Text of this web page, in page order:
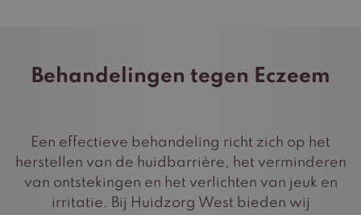
Behandelingen tegen Eczeem
Een effectieve behandeling richt zich op het
herstellen van de huidbarrière, het verminderen
van ontstekingen en het verlichten van jeuk en
irritatie. Bij Huidzorg West bieden wij